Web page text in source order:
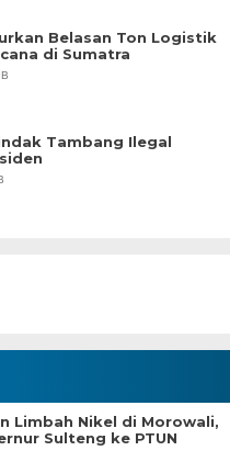
Belasan Ton Logistik
di Sumatra
Tambang Ilegal
Limbah Nikel di Morowali,
Sulteng ke PTUN